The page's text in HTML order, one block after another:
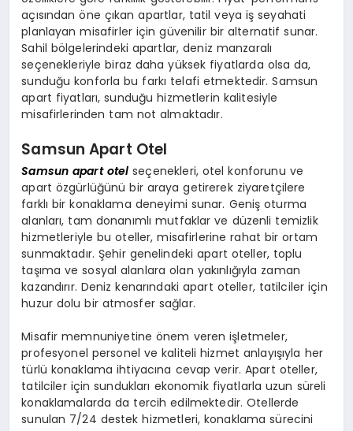
açısından öne çıkan apartlar, tatil veya iş seyahati
planlayan misafirler için güvenilir bir alternatif sunar.
Sahil bölgelerindeki apartlar, deniz manzaralı
seçenekleriyle biraz daha yüksek fiyatlarda olsa da,
sunduğu konforla bu farkı telafi etmektedir. Samsun
apart fiyatları, sunduğu hizmetlerin kalitesiyle
misafirlerinden tam not almaktadır.
Samsun Apart Otel
Samsun apart otel seçenekleri, otel konforunu ve
apart özgürlüğünü bir araya getirerek ziyaretçilere
farklı bir konaklama deneyimi sunar. Geniş oturma
alanları, tam donanımlı mutfaklar ve düzenli temizlik
hizmetleriyle bu oteller, misafirlerine rahat bir ortam
sunmaktadır. Şehir genelindeki apart oteller, toplu
taşıma ve sosyal alanlara olan yakınlığıyla zaman
kazandırır. Deniz kenarındaki apart oteller, tatilciler için
huzur dolu bir atmosfer sağlar.
Misafir memnuniyetine önem veren işletmeler,
profesyonel personel ve kaliteli hizmet anlayışıyla her
türlü konaklama ihtiyacına cevap verir. Apart oteller,
tatilciler için sundukları ekonomik fiyatlarla uzun süreli
konaklamalarda da tercih edilmektedir. Otellerde
sunulan 7/24 destek hizmetleri, konaklama sürecini